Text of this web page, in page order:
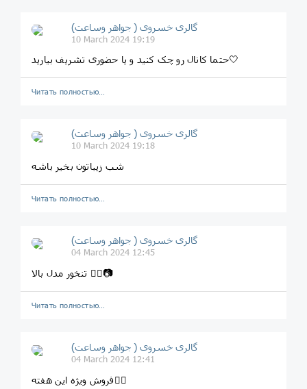
گالری خسروی ( جواهر وساعت)
10 March 2024 19:19
حتما کانال رو چک کنید و یا حضوری تشریف بیارید🤍
Читать полностью…
گالری خسروی ( جواهر وساعت)
10 March 2024 19:18
شب زیباتون بخیر باشه
Читать полностью…
گالری خسروی ( جواهر وساعت)
04 March 2024 12:45
تنخور مدل بالا 👆🏻📷
Читать полностью…
گالری خسروی ( جواهر وساعت)
04 March 2024 12:41
فروش ویژه این هفته👇🏻